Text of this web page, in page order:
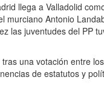
llega a Valladolid
murciano Antonio
las juventudes del PP
una votación entre
de estatutos y